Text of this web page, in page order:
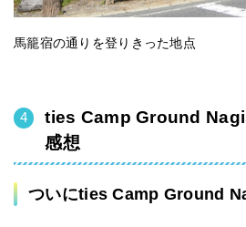
馬籠宿の通りを登りきった地点
ties Camp Ground
感想
ついにties Camp Ground